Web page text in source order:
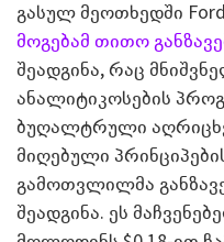
გასულ მეოთხედში
მოგებამ თითო
შეადგინა, რაც
ანალიტიკოსების
ბუღალტრული
მიღებული
გამოთვლილმა
შეადგინა. ეს